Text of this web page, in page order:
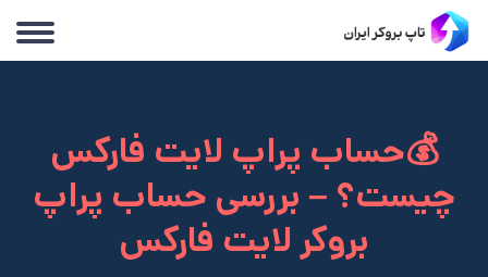
💰حساب پراپ لایت فارکس
چیست؟ – بررسی حساب پراپ
بروکر لایت فارکس